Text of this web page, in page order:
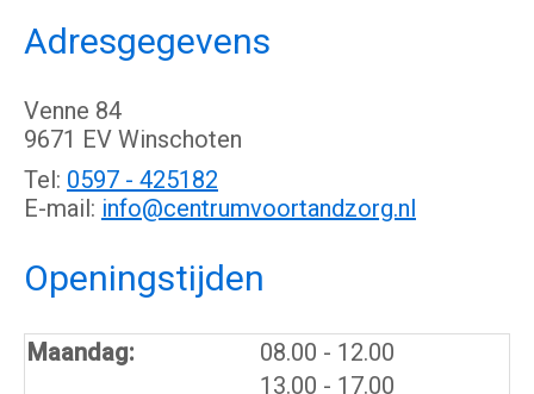
Adresgegevens
Venne 84
9671 EV Winschoten
Tel: 0597 - 425182
E-mail: info@centrumvoortandzorg.nl
Openingstijden
Maandag: 08.00 tot
- 12.00
13.00 tot
- 17.00